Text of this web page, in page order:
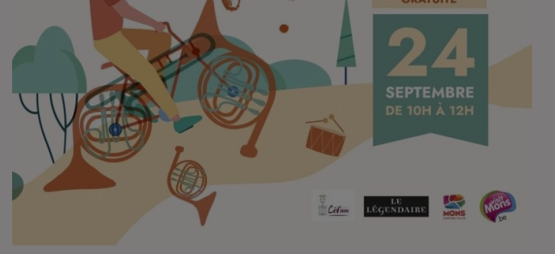
Régie Publicitaire
Fréquences
Recherche d'un titre